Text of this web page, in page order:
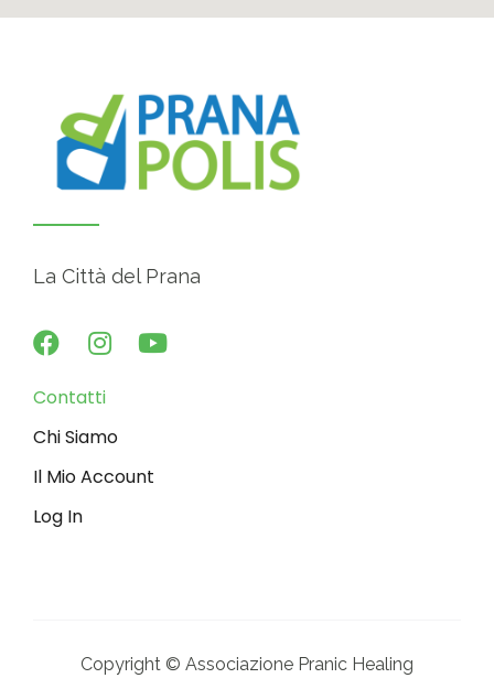
La Città del Prana
Contatti
Chi Siamo
Il Mio Account
Log In
Copyright © Associazione Pranic Healing